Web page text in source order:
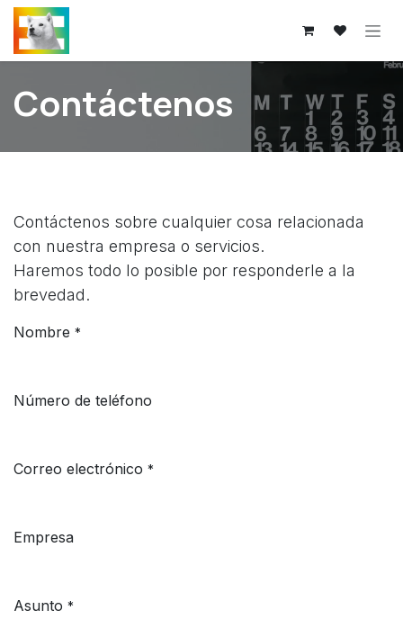
Skip to Content
Contáctenos
Contáctenos sobre cualquier cosa relacionada
con nuestra empresa o servicios.
Haremos todo lo posible por responderle a la
brevedad.
Nombre *
Número de teléfono
Correo electrónico *
Empresa
Asunto *